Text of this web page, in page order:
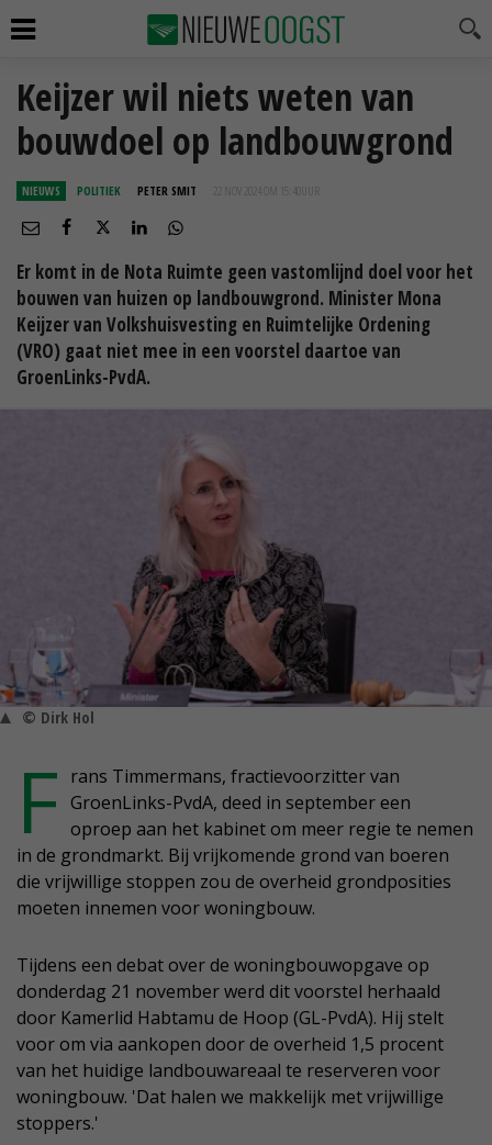
Keijzer wil niets weten van
bouwdoel op landbouwgrond
NIEUWS POLITIEK PETER SMIT 22 NOV 2024 OM 15:40
Er komt in de Nota Ruimte geen vastomlijnd doel voor het
bouwen van huizen op landbouwgrond. Minister Mona
Keijzer van Volkshuisvesting en Ruimtelijke Ordening
(VRO) gaat niet mee in een voorstel daartoe van
GroenLinks-PvdA.
© Dirk Hol
F rans Timmermans, fractievoorzitter van
GroenLinks-PvdA, deed in september een
oproep aan het kabinet om meer regie te nemen
in de grondmarkt. Bij vrijkomende grond van boeren
die vrijwillige stoppen zou de overheid grondposities
moeten innemen voor woningbouw.
Tijdens een debat over de woningbouwopgave op
donderdag 21 november werd dit voorstel herhaald
door Kamerlid Habtamu de Hoop (GL-PvdA). Hij stelt
voor om via aankopen door de overheid 1,5 procent
van het huidige landbouwareaal te reserveren voor
woningbouw. 'Dat halen we makkelijk met vrijwillige
stoppers.'